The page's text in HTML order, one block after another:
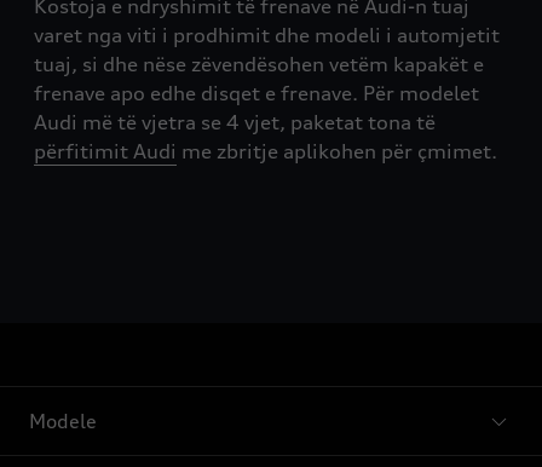
Kostoja e ndryshimit të frenave në Audi-n tuaj
varet nga viti i prodhimit dhe modeli i automjetit
tuaj, si dhe nëse zëvendësohen vetëm kapakët e
frenave apo edhe disqet e frenave. Për modelet
Audi më të vjetra se 4 vjet, paketat tona të
përfitimit Audi me zbritje aplikohen për çmimet.
Modele